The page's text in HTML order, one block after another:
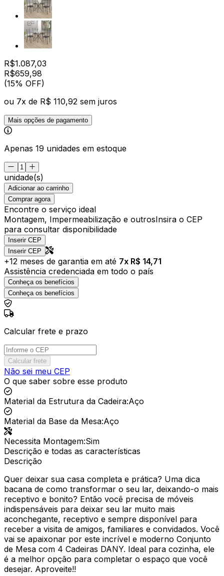
R$1.087,03
R$659,98
(15% OFF)
ou 7x de R$ 110,92 sem juros
Mais opções de pagamento
Apenas 19 unidades em estoque
unidade(s)
Adicionar ao carrinho
Comprar agora
Encontre o serviço ideal
Montagem, Impermeabilização e outrosInsira o CEP
para consultar disponibilidade
Inserir CEP
Inserir CEP
+12 meses de garantia em até 7x R$ 14,71
Assistência credenciada em todo o país
Conheça os benefícios
Conheça os benefícios
Calcular frete e prazo
Calcular frete
Não sei meu CEP
O que saber sobre esse produto
Material da Estrutura da Cadeira:Aço
Material da Base da Mesa:Aço
Necessita Montagem:Sim
Descrição e todas as características
Descrição
Quer deixar sua casa completa e prática? Uma dica
bacana de como transformar o seu lar, deixando-o mais
receptivo e bonito? Então você precisa de móveis
indispensáveis para deixar seu lar muito mais
aconchegante, receptivo e sempre disponível para
receber a visita de amigos, familiares e convidados. Você
vai se apaixonar por este incrível e moderno Conjunto
de Mesa com 4 Cadeiras DANY. Ideal para cozinha, ele
é a melhor opção para completar o espaço que você
desejar. Aproveite!!